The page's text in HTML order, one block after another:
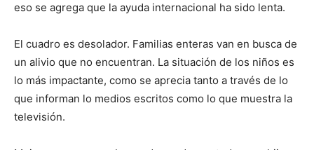
eso se agrega que la ayuda internacional ha sido lenta.
El cuadro es desolador. Familias enteras van en busca de
un alivio que no encuentran. La situación de los niños es
lo más impactante, como se aprecia tanto a través de lo
que informan lo medios escritos como lo que muestra la
televisión.